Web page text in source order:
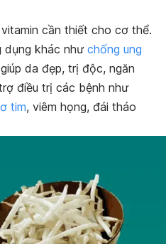
cần thiết cho cơ thể.
dụng khác như chống ung
da đẹp, trị độc, ngăn
điều trị các bệnh như
tim, viêm họng, đái tháo